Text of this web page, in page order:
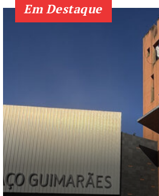
Em Destaque